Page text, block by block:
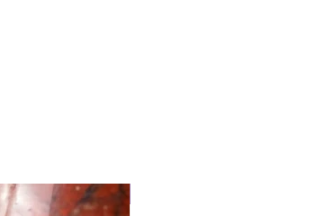
o inconsciente e
(aproximados):
— 15g a 30g